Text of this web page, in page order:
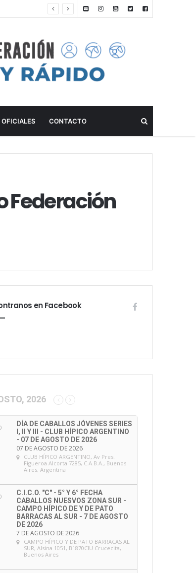
OFICIALES CONTACTO
Federación
en Facebook
2026
DÍA DE CABALLOS JÓVENES SERIES
I, II Y III - CLUB HÍPICO ARGENTINO
- 07 DE AGOSTO DE 2026
07 DE AGOSTO DE 2026
CLUB HÍPICO ARGENTINO, Av Pres.
Figueroa Alcorta 7285, C.A.B.A., Buenos
Aires, Argentina
C.I.C.O. "C" - 5° Y 6° FECHA
CABALLOS NUESVOS ZONA SUR -
CAMPO HÍPICO DE Y DE PATO
BARRACAS AL SUR - 7 DE AGOSTO
DE 2026
7 DE AGOSTO DE 2026
CAMPO HÍPICO Y DE PATO BARRACAS AL
SUR, Alsina 1051, B1870CIU Crucecita,
Buenos Aires